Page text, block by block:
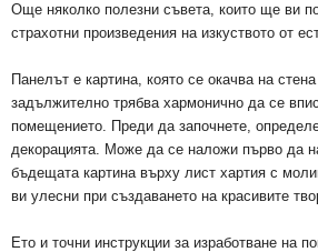
Още няколко полезни съвета, които ще ви
страхотни произведения на изкуството от
Панелът е картина, която се окачва на
задължително трябва хармонично да се
помещението. Преди да започнете,
декорацията. Може да се наложи първо да
бъдещата картина върху лист хартия с
ви улесни при създаването на красивите
Ето и точни инструкции за изработване на